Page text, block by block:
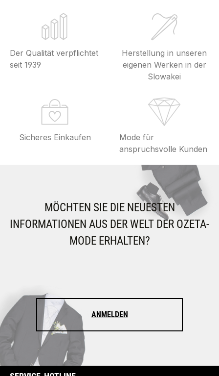
Der Qualität verpflichtet
seit 1939
Herstellung in unseren
eigenen Werken in der
Slowakei
Sicheres Einkaufen
Mode für
anspruchsvolle Kunden
MÖCHTEN SIE DIE NEUESTEN
INFORMATIONEN AUS DER WELT DER OZETA-
MODE ERHALTEN?
ANMELDEN